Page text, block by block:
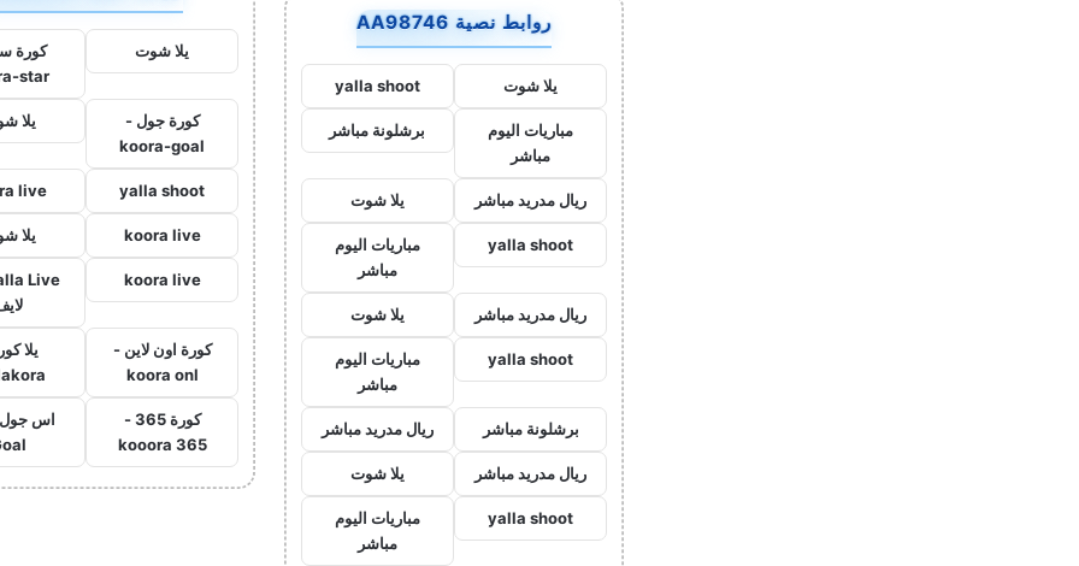
روابط نصية AA98746
يلا شوت yalla shoot
مباريات اليوم
مباشر
برشلونة مباشر
ريال مدريد مباشر يلا شوت
yalla shoot
مباريات اليوم
مباشر
ريال مدريد مباشر يلا شوت
yalla shoot
مباريات اليوم
مباشر
برشلونة مباشر ريال مدريد مباشر
ريال مدريد مباشر يلا شوت
yalla shoot
مباريات اليوم
مباشر
يلا شوت
كورة
star
كورة جول -
koora-goal
يلا
yalla shoot
live
koora live يلا
koora live
كورة اون لاين -
koora onl
يلا
كورة 365 -
kooora 365